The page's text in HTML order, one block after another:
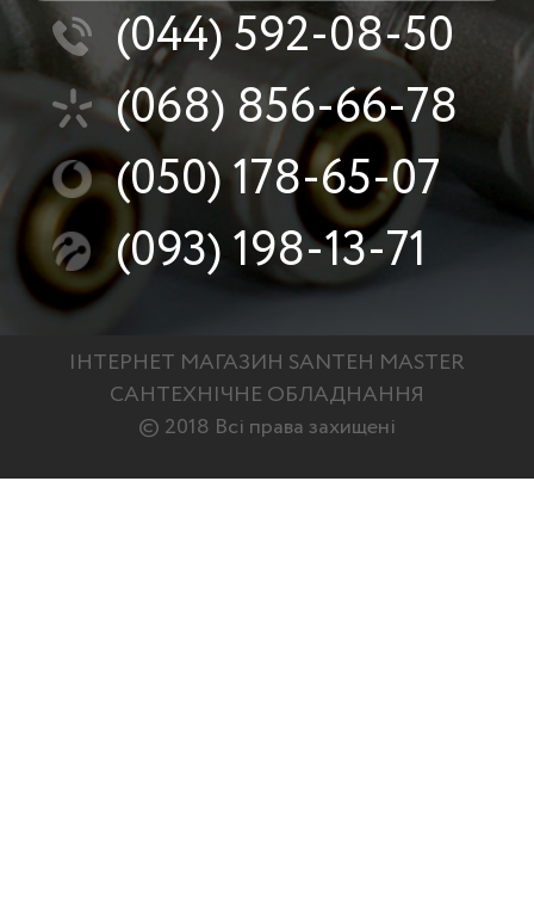
(044)592-08-50
(068) 856-66-78
(050)178-65-07
(093)198-13-71
ІНТЕРНЕТ МАГАЗИН SANTEH MASTER
САНТЕХНІЧНЕ ОБЛАДНАННЯ
© 2018 Всі права захищені